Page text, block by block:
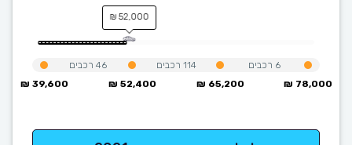
52,000 ₪
39,600 ₪
46 רכבים
52,400 ₪
114 רכבים
65,200 ₪
6 רכבים
78,000 ₪